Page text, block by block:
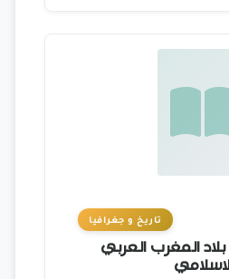
تاريخ و جغرافيا
المغرب العربي